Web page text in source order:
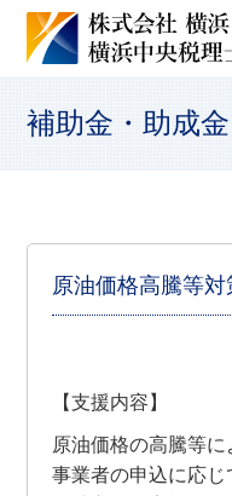
補助金・助成金
原油価格高騰等
【支援内容】
原油価格の高騰等
事業者の申込に応